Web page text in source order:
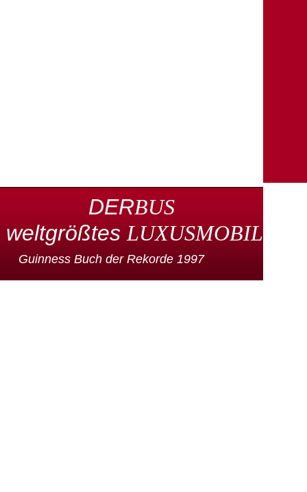
DERBUS
weltgrößtes LUXUSMOBIL
Guinness Buch der Rekorde 1997